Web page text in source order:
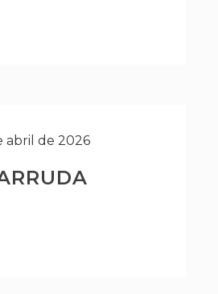
abril de 2026